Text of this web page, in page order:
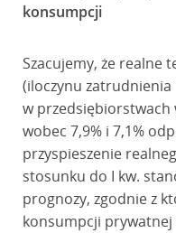
konsumpcji
Szacujemy, że realne
(iloczynu
w przedsiębiorstwach
wobec 7,9% i 7,1%
przyspieszenie
stosunku do I kw.
prognozy, zgodnie z
konsumpcji prywatnej